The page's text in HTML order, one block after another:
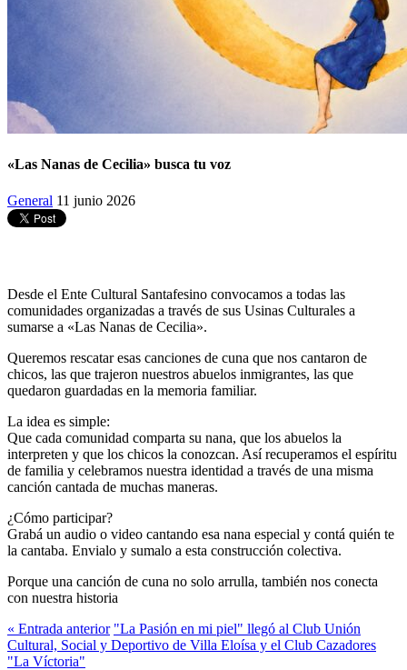
«Las Nanas de Cecilia» busca tu voz
General 11 junio 2026
Desde el Ente Cultural Santafesino convocamos a todas las
comunidades organizadas a través de sus Usinas Culturales a
sumarse a «Las Nanas de Cecilia».
Queremos rescatar esas canciones de cuna que nos cantaron de
chicos, las que trajeron nuestros abuelos inmigrantes, las que
quedaron guardadas en la memoria familiar.
La idea es simple:
Que cada comunidad comparta su nana, que los abuelos la
interpreten y que los chicos la conozcan. Así recuperamos el espíritu
de familia y celebramos nuestra identidad a través de una misma
canción cantada de muchas maneras.
¿Cómo participar?
Grabá un audio o video cantando esa nana especial y contá quién te
la cantaba. Envialo y sumalo a esta construcción colectiva.
Porque una canción de cuna no solo arrulla, también nos conecta
con nuestra historia
« Entrada anterior "La Pasión en mi piel" llegó al Club Unión
Cultural, Social y Deportivo de Villa Eloísa y el Club Cazadores
"La Víctoria"